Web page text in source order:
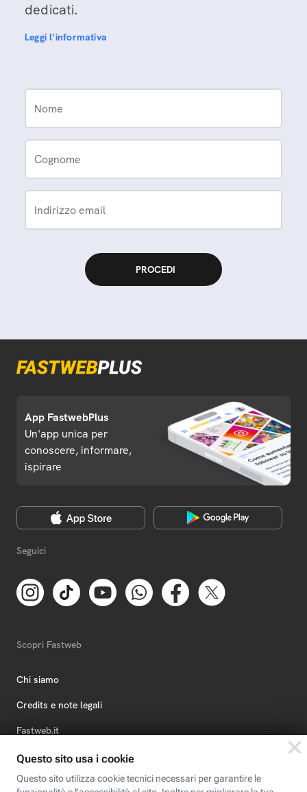
dedicati.
Leggi l'informativa
Nome
Cognome
Indirizzo email
App FastwebPlus
Un'app unica per
conoscere, informare,
ispirare
Seguici
Scopri Fastweb
Chi siamo
Credits e note legali
Fastweb.it
Formazione